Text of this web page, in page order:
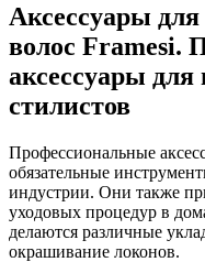
Аксессуары
волос Framesi.
аксессуары
стилистов
Профессиональные
обязательные
индустрии. Они также
уходовых процедур в
делаются различные
окрашивание локонов.